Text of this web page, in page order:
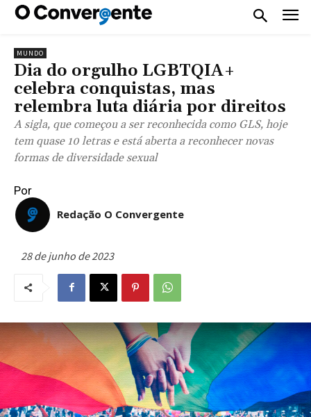
MUNDO
Dia do orgulho LGBTQIA+
celebra conquistas, mas
relembra luta diária por direitos
A sigla, que começou a ser reconhecida como GLS, hoje
tem quase 10 letras e está aberta a reconhecer novas
formas de diversidade sexual
Por
Redação O Convergente
28 de junho de 2023